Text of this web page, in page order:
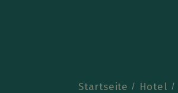
Startseite Hotel